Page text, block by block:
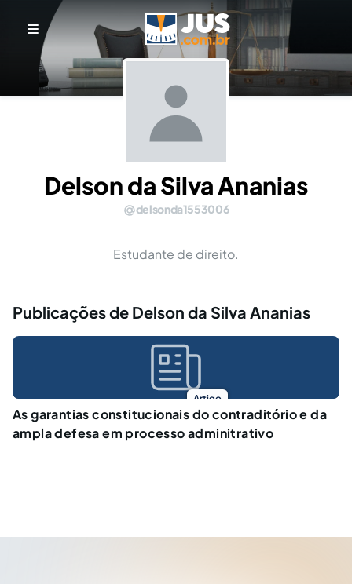
Delson da Silva Ananias
delsonda1553006
Estudante de direito.
Publicações de Delson da Silva Ananias
Artigo
As garantias constitucionais do contraditório e da
ampla defesa em processo adminitrativo